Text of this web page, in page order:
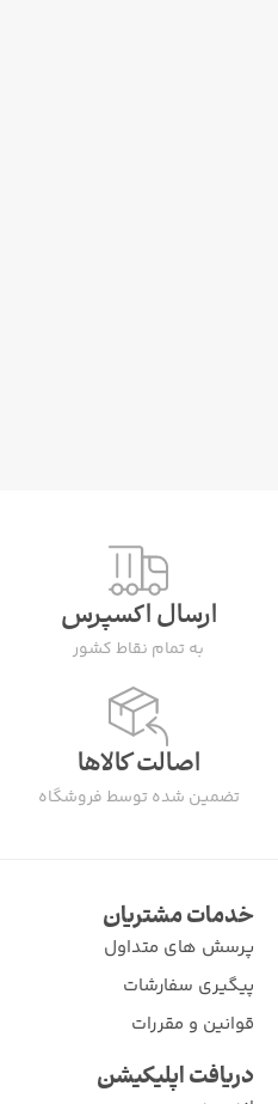
ارسال اکسپرس
به تمام نقاط کشور
اصالت کالاها
تضمین شده توسط فروشگاه
خدمات مشتریان
پرسش های متداول
پیگیری سفارشات
قوانین و مقررات
دریافت اپلیکیشن